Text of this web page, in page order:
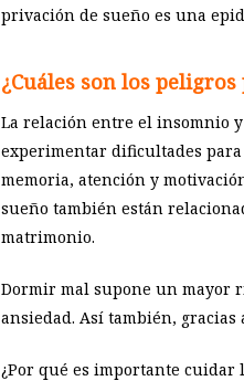
privación de sueño es una
¿Cuáles son los
La relación entre el insomnio
experimentar dificultades
memoria, atención y
sueño también están
matrimonio.
Dormir mal supone un mayor
ansiedad. Así también,
¿Por qué es importante